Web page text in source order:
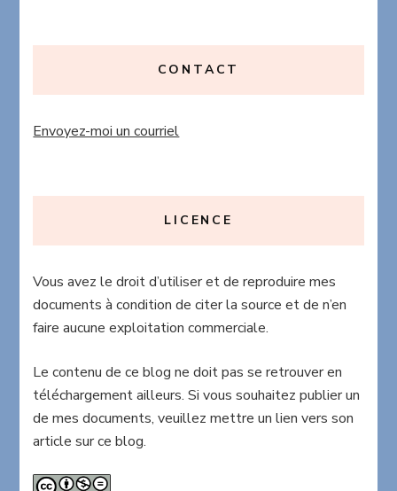
CONTACT
Envoyez-moi un courriel
LICENCE
Vous avez le droit d’utiliser et de reproduire mes
documents à condition de citer la source et de n’en
faire aucune exploitation commerciale.
Le contenu de ce blog ne doit pas se retrouver en
téléchargement ailleurs. Si vous souhaitez publier un
de mes documents, veuillez mettre un lien vers son
article sur ce blog.